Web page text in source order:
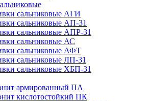
сальниковые АГИ
сальниковые АП-31
сальниковые АПР-31
сальниковые АС
сальниковые АФТ
сальниковые ЛП-31
сальниковые ХБП-31
армированный ПА
кислотостойкий ПК